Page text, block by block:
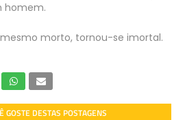
homem.
morto, tornou-se imortal.
GOSTE DESTAS POSTAGENS